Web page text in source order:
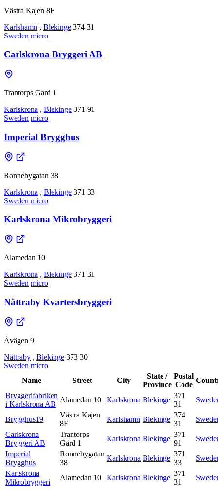
Västra Kajen 8F
Karlshamn , Blekinge 374 31
Sweden micro
Carlskrona Bryggeri AB
Trantorps Gård 1
Karlskrona , Blekinge 371 91
Sweden micro
Imperial Brygghus
Ronnebygatan 38
Karlskrona , Blekinge 371 33
Sweden micro
Karlskrona Mikrobryggeri
Alamedan 10
Karlskrona , Blekinge 371 31
Sweden micro
Nättraby Kvartersbryggeri
Åvägen 9
Nättraby , Blekinge 373 30
Sweden micro
Name
Street City
State /
Province
Postal
Code
Bryggerifabriken
i Karlskrona AB
Alamedan 10 Karlskrona Blekinge
371
31
Brygghus19
Västra Kajen
8F
Karlshamn Blekinge
374
31
Carlskrona
Bryggeri AB
Trantorps
Gård 1
Karlskrona Blekinge
371
91
Imperial
Brygghus
Ronnebygatan
38
Karlskrona Blekinge
371
33
Karlskrona
Mikrobryggeri
Alamedan 10 Karlskrona Blekinge
371
31